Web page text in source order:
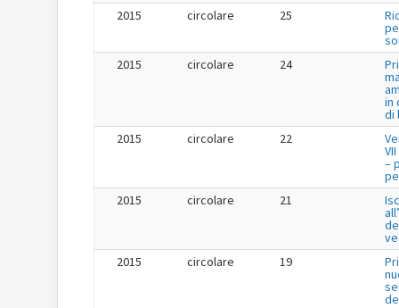
2015
circolare 25
2015
circolare 24
in
di
2015
circolare 22
–
2015
circolare 21
2015
circolare 19